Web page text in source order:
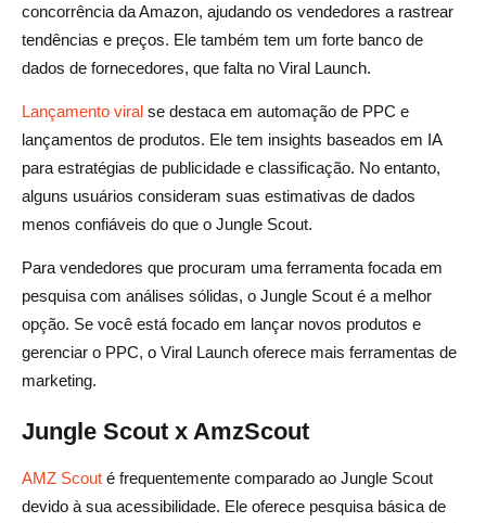
concorrência da Amazon, ajudando os vendedores a rastrear
tendências e preços. Ele também tem um forte banco de
dados de fornecedores, que falta no Viral Launch.
Lançamento viral se destaca em automação de PPC e
lançamentos de produtos. Ele tem insights baseados em IA
para estratégias de publicidade e classificação. No entanto,
alguns usuários consideram suas estimativas de dados
menos confiáveis do que o Jungle Scout.
Para vendedores que procuram uma ferramenta focada em
pesquisa com análises sólidas, o Jungle Scout é a melhor
opção. Se você está focado em lançar novos produtos e
gerenciar o PPC, o Viral Launch oferece mais ferramentas de
marketing.
Jungle Scout x AmzScout
AMZ Scout é frequentemente comparado ao Jungle Scout
devido à sua acessibilidade. Ele oferece pesquisa básica de